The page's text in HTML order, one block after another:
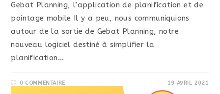
Gebat Planning, l’application de planification et de
pointage mobile Il y a peu, nous communiquions
autour de la sortie de Gebat Planning, notre
nouveau logiciel destiné à simplifier la
planification…
0 COMMENTAIRE 19 AVRIL 2021